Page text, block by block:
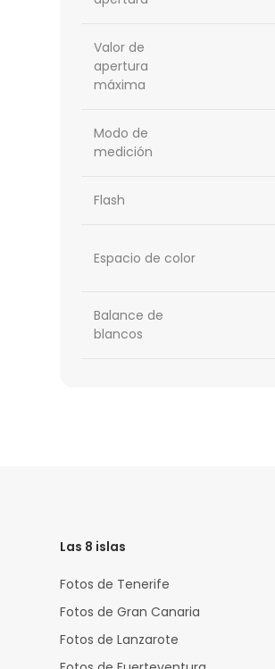
Valor de
apertura
máxima
Modo de
medición
Flash
Espacio de color
Balance de
blancos
Las 8 islas
Fotos de Tenerife
Fotos de Gran Canaria
Fotos de Lanzarote